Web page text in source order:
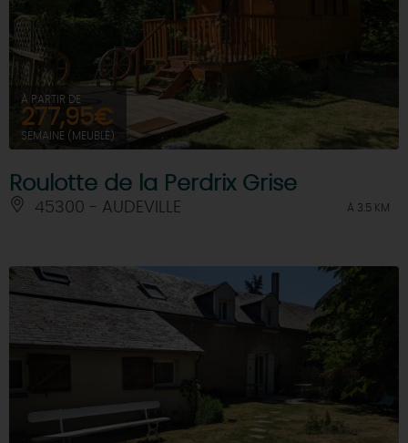
À PARTIR DE
277,95€
SEMAINE (MEUBLÉ)
Roulotte de la Perdrix Grise
45300 - AUDEVILLE À 3.5 KM